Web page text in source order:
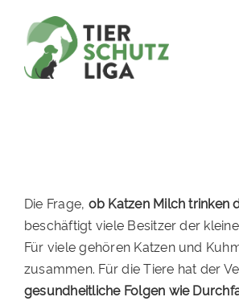
content
FÖRDERN & VERERBEN
KOOPERATIONEN
Die Frage, ob Katzen Milch trinken
beschäftigt viele Besitzer der
Für viele gehören Katzen und
zusammen. Für die Tiere hat der
gesundheitliche Folgen wie